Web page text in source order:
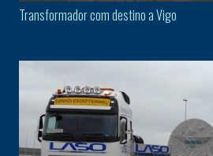
Transformador com destino a Vigo